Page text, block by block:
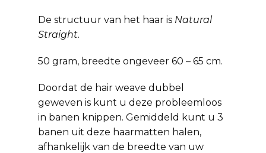
De structuur van het haar is Natural
Straight.
50 gram, breedte ongeveer 60 – 65 cm.
Doordat de hair weave dubbel
geweven is kunt u deze probleemloos
in banen knippen. Gemiddeld kunt u 3
banen uit deze haarmatten halen,
afhankelijk van de breedte van uw